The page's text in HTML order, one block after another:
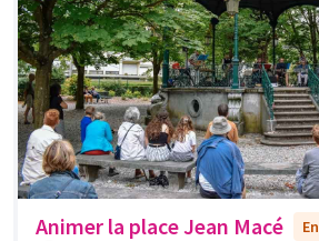
Animer la place Jean Macé